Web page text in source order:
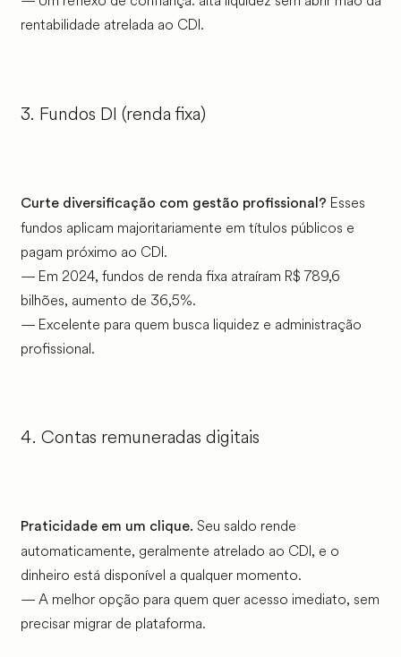
rentabilidade atrelada ao CDI.
3. Fundos DI (renda fixa)
Curte diversificação com gestão profissional? Esses
fundos aplicam majoritariamente em títulos públicos e
pagam próximo ao CDI.
— Em 2024, fundos de renda fixa atraíram R$ 789,6
bilhões, aumento de 36,5%.
— Excelente para quem busca liquidez e administração
profissional.
4. Contas remuneradas digitais
Praticidade em um clique. Seu saldo rende
automaticamente, geralmente atrelado ao CDI, e o
dinheiro está disponível a qualquer momento.
— A melhor opção para quem quer acesso imediato, sem
precisar migrar de plataforma.